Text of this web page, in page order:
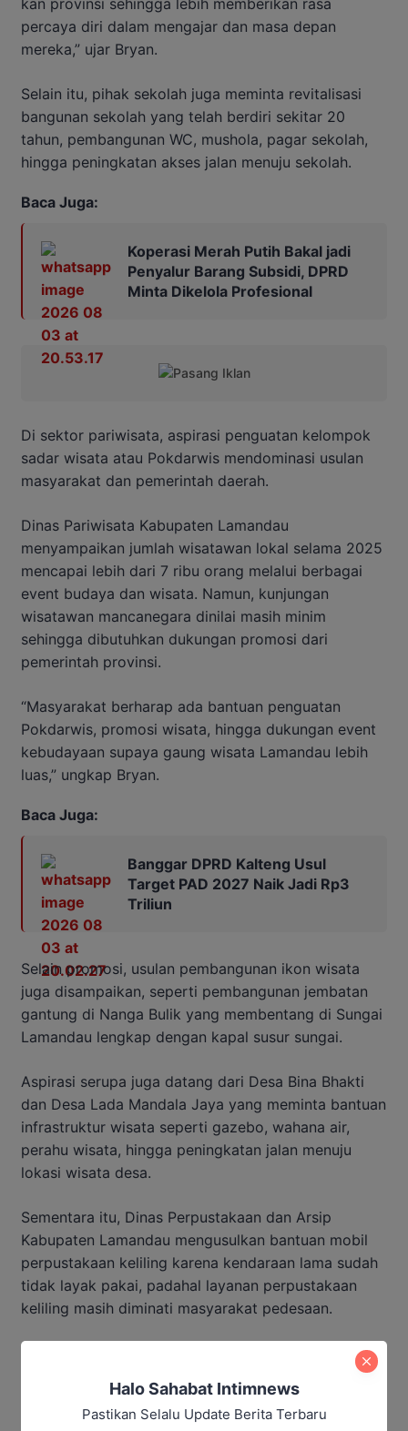
percaya diri dalam mengajar dan masa depan
mereka,” ujar Bryan.
Selain itu, pihak sekolah juga meminta revitalisasi
bangunan sekolah yang telah berdiri sekitar 20
tahun, pembangunan WC, mushola, pagar sekolah,
hingga peningkatan akses jalan menuju sekolah.
Baca Juga:
Koperasi Merah Putih Bakal jadi
Penyalur Barang Subsidi, DPRD
Minta Dikelola Profesional
Di sektor pariwisata, aspirasi penguatan kelompok
sadar wisata atau Pokdarwis mendominasi usulan
masyarakat dan pemerintah daerah.
Dinas Pariwisata Kabupaten Lamandau
menyampaikan jumlah wisatawan lokal selama 2025
mencapai lebih dari 7 ribu orang melalui berbagai
event budaya dan wisata. Namun, kunjungan
wisatawan mancanegara dinilai masih minim
sehingga dibutuhkan dukungan promosi dari
pemerintah provinsi.
“Masyarakat berharap ada bantuan penguatan
Pokdarwis, promosi wisata, hingga dukungan event
kebudayaan supaya gaung wisata Lamandau lebih
luas,” ungkap Bryan.
Baca Juga:
Banggar DPRD Kalteng Usul
Target PAD 2027 Naik Jadi Rp3
Triliun
Selain promosi, usulan pembangunan ikon wisata
juga disampaikan, seperti pembangunan jembatan
gantung di Nanga Bulik yang membentang di Sungai
Lamandau lengkap dengan kapal susur sungai.
Aspirasi serupa juga datang dari Desa Bina Bhakti
dan Desa Lada Mandala Jaya yang meminta bantuan
infrastruktur wisata seperti gazebo, wahana air,
perahu wisata, hingga peningkatan jalan menuju
lokasi wisata desa.
Sementara itu, Dinas Perpustakaan dan Arsip
Kabupaten Lamandau mengusulkan bantuan mobil
perpustakaan keliling karena kendaraan lama sudah
tidak layak pakai, padahal layanan perpustakaan
keliling masih diminati masyarakat pedesaan.
permintaan dukungan digitalisasi arsip, tambahan
tenaga pustakawan, hingga pelibatan lebih banyak
pegawai daerah dalam pelatihan bidang
Halo Sahabat Intimnews
Pastikan Selalu Update Berita Terbaru